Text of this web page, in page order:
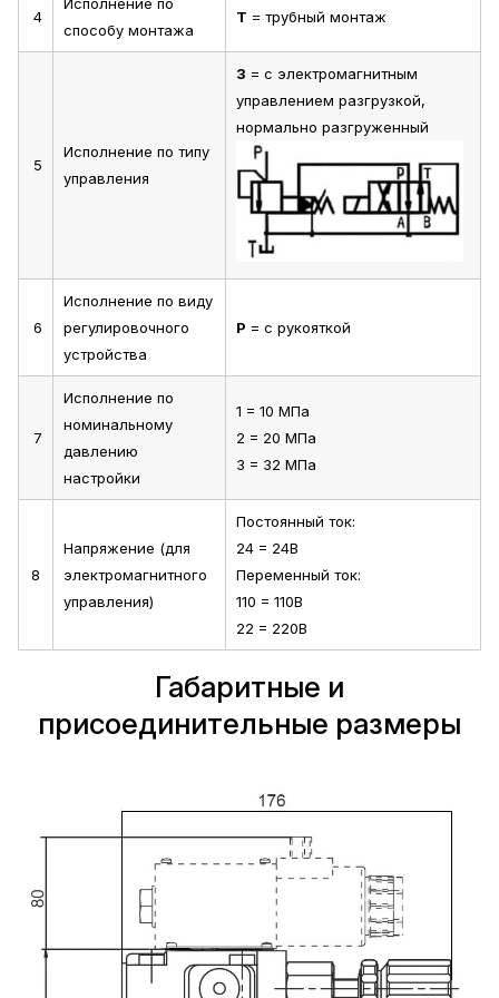
4
способу монтажа
Т = трубный монтаж
5
Исполнение по типу
управления
3 = с электромагнитным
управлением разгрузкой,
нормально разгруженный
6
Исполнение по виду
регулировочного
устройства
Р = с рукояткой
7
Исполнение по
номинальному
давлению
настройки
1 = 10 МПа
2 = 20 МПа
3 = 32 МПа
8
Напряжение (для
электромагнитного
управления)
Постоянный ток:
24 = 24В
Переменный ток:
110 = 110В
22 = 220В
Габаритные и
присоединительные размеры